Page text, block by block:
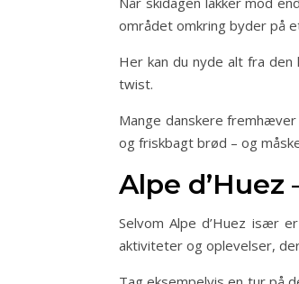
området omkring byder på
Her kan du nyde alt fra
twist.
Mange danskere
og friskbagt brød – og
Alpe
Selvom Alpe d’Huez især
aktiviteter og oplevelser,